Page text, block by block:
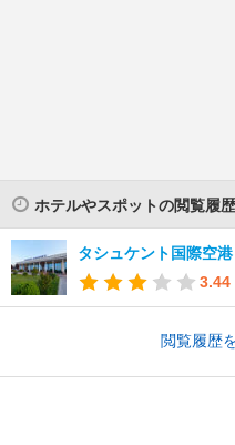
ホテルやスポットの閲覧履歴
タシュケント国際空
3.44
閲覧履歴